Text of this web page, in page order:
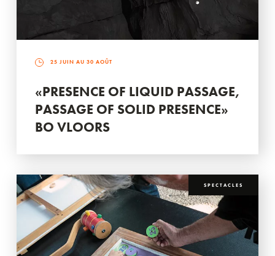
25 JUIN AU 30 AOÛT
«PRESENCE OF LIQUID PASSAGE,
PASSAGE OF SOLID PRESENCE»
BO VLOORS
SPECTACLES